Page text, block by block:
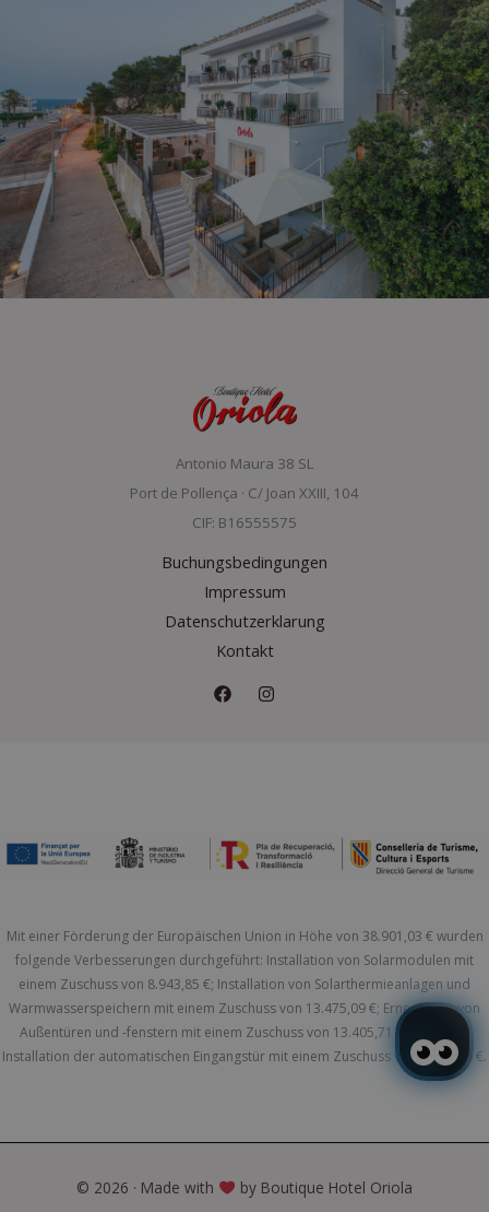
Antonio Maura 38 SL
Port de Pollença · C/ Joan XXIII, 104
CIF: B16555575
Buchungsbedingungen
Impressum
Datenschutzerklarung
Kontakt
Mit einer Förderung der Europäischen Union in Höhe von 38.901,03 € wurden
folgende Verbesserungen durchgeführt: Installation von Solarmodulen mit
einem Zuschuss von 8.943,85 €; Installation von Solarthermieanlagen und
Warmwasserspeichern mit einem Zuschuss von 13.475,09 €; Erneuerung von
Außentüren und -fenstern mit einem Zuschuss von 13.405,71 €; sowie die
Installation der automatischen Eingangstür mit einem Zuschuss von 3.076,38 €.
© 2026 · Made with by Boutique Hotel Oriola